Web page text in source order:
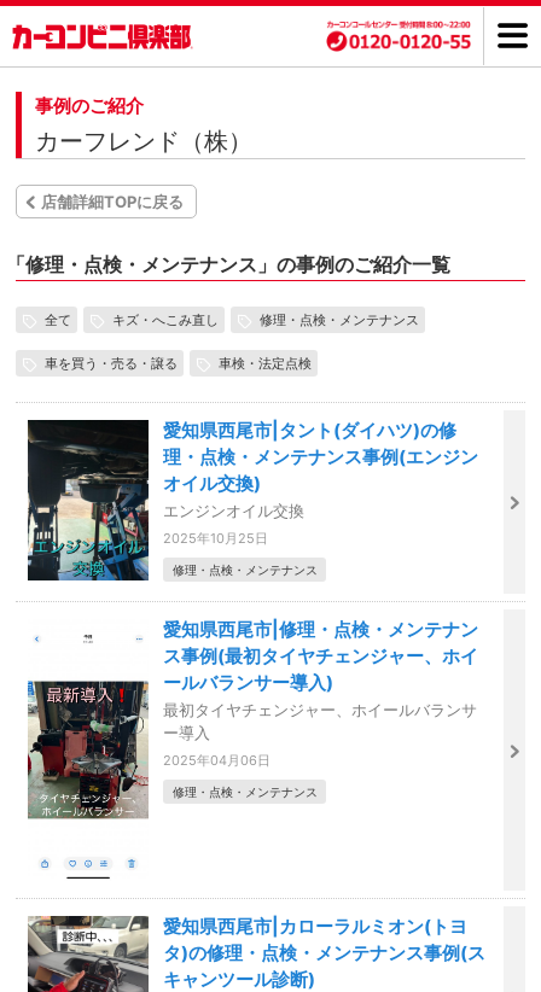
事例のご紹介
カーフレンド（株）
店舗詳細TOPに戻る
「修理・点検・メンテナンス」の事例のご紹介一覧
全て キズ・へこみ直し 修理・点検・メンテナンス
車を買う・売る・譲る 車検・法定点検
愛知県西尾市|タント(ダイハツ)の修
理・点検・メンテナンス事例(エンジン
オイル交換)
エンジンオイル交換
2025年10月25日
修理・点検・メンテナンス
愛知県西尾市|修理・点検・メンテナン
ス事例(最初タイヤチェンジャー、ホイ
ールバランサー導入)
最初タイヤチェンジャー、ホイールバランサ
ー導入
2025年04月06日
修理・点検・メンテナンス
愛知県西尾市|カローラルミオン(トヨ
タ)の修理・点検・メンテナンス事例(ス
キャンツール診断)